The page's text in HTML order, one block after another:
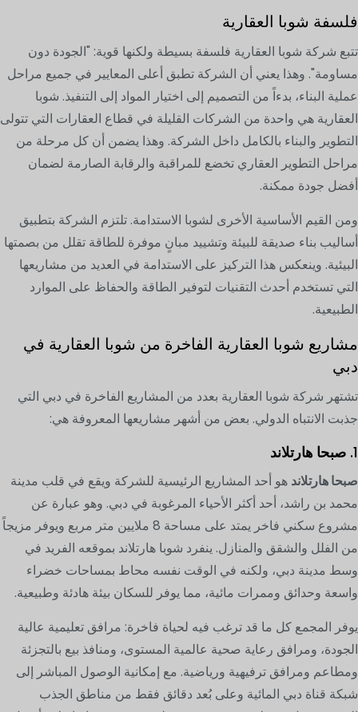
فلسفة شوبا العقارية
تتبع شركة شوبا العقارية فلسفة بسيطة ولكنها قوية: "الجودة دون
مساومة". وهذا يعني أن الشركة تطبق أعلى المعايير في جميع مراحل
عملية البناء، بدءاً من التصميم إلى اختيار المواد إلى التنفيذ. شوبا
العقارية هي واحدة من الشركات القليلة في قطاع العقارات التي تتولى
التطوير والبناء بالكامل داخل الشركة. وهذا يضمن أن كل مرحلة من
مراحل التطوير العقاري تخضع للمراقبة والرقابة الصارمة لضمان
أفضل جودة ممكنة.
ومن القيم الأساسية الأخرى لشوبا الاستدامة. تلتزم الشركة بتطبيق
أساليب بناء صديقة للبيئة وتشييد مبانٍ موفرة للطاقة تقلل من بصمتها
البيئية. وينعكس هذا التركيز على الاستدامة في العديد من مشاريعها
التي تستخدم أحدث التقنيات لتوفير الطاقة والحفاظ على الموارد
الطبيعية.
مشاريع شوبا العقارية الفاخرة من شوبا العقارية في
دبي
تشتهر شركة شوبا العقارية بعدد من المشاريع الفاخرة في دبي التي
جذبت الانتباه الدولي. بعض من أشهر مشاريعها المعروفة هي:
1. صبحا هارتلاند
صبحا هارتلاند هو أحد المشاريع الرئيسية للشركة ويقع في قلب مدينة
محمد بن راشد، أحد أكثر الأحياء المرغوبة في دبي. وهو عبارة عن
مشروع سكني فاخر يمتد على مساحة 8 ملايين متر مربع ويوفر مزيجاً
من الفلل والشقق والمنازل. ينفرد شوبا هارتلاند بموقعه الفريد في
وسط مدينة دبي، ولكنه في الوقت نفسه محاط بمساحات خضراء
واسعة وحدائق وممرات مائية، مما يوفر للسكان بيئة هادئة وطبيعية.
يوفر المجمع كل ما قد ترغب فيه لحياة فاخرة: مرافق تعليمية عالية
الجودة، ومرافق رعاية صحية عالمية المستوى، ومنافذ بيع بالتجزئة
ومطاعم ومرافق ترفيهية ورياضية. مع إمكانية الوصول المباشر إلى
شبكة قناة دبي المائية وعلى بُعد دقائق فقط من مناطق الجذب